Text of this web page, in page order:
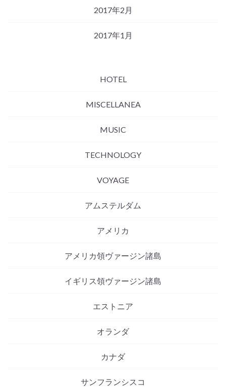
2017年2月
2017年1月
HOTEL
MISCELLANEA
MUSIC
TECHNOLOGY
VOYAGE
アムステルダム
アメリカ
アメリカ領ヴァージン諸島
イギリス領ヴァージン諸島
エストニア
オランダ
カナダ
サンフランシスコ